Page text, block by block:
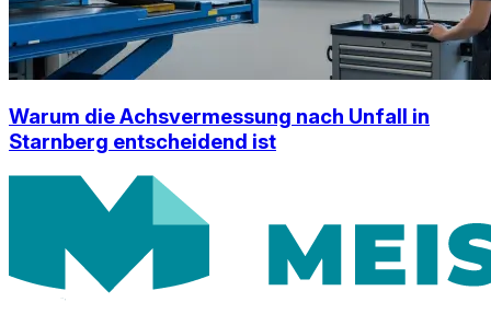
Warum die Achsvermessung nach Unfall in
Starnberg entscheidend ist